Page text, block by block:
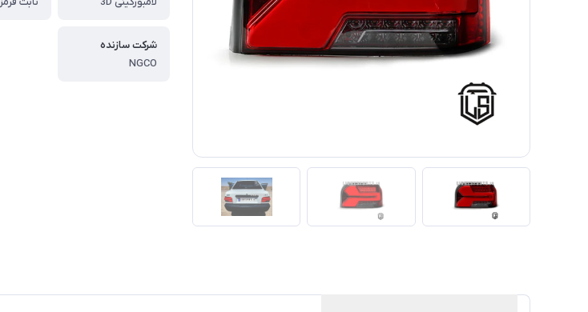
شرکت سازنده
NGCO